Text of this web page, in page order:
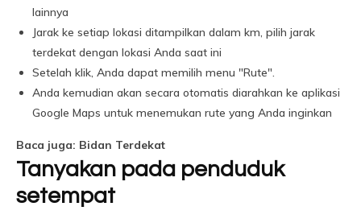
lainnya
Jarak ke setiap lokasi ditampilkan dalam km, pilih jarak
terdekat dengan lokasi Anda saat ini
Setelah klik, Anda dapat memilih menu "Rute".
Anda kemudian akan secara otomatis diarahkan ke aplikasi
Google Maps untuk menemukan rute yang Anda inginkan
Baca juga: Bidan Terdekat
Tanyakan pada penduduk
setempat